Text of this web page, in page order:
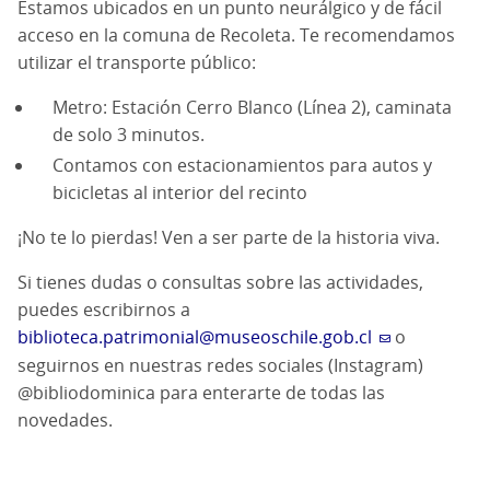
Estamos ubicados en un punto neurálgico y de fácil
acceso en la comuna de Recoleta. Te recomendamos
utilizar el transporte público:
Metro: Estación Cerro Blanco (Línea 2), caminata
de solo 3 minutos.
Contamos con estacionamientos para autos y
bicicletas al interior del recinto
¡No te lo pierdas! Ven a ser parte de la historia viva.
Si tienes dudas o consultas sobre las actividades,
puedes escribirnos a
biblioteca.patrimonial@museoschile.gob.cl
o
seguirnos en nuestras redes sociales (Instagram)
@bibliodominica para enterarte de todas las
novedades.